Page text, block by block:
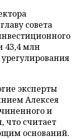
совета
43,4 млн
эксперты
Алексея
и
что считает
оснований.